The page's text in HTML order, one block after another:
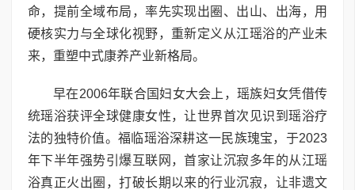
命，提前全域布局，率先实现出圈、出山、出海，用
硬核实力与全球化视野，重新定义从江瑶浴的产业未
来，重塑中式康养产业新格局。
早在2006年联合国妇女大会上，瑶族妇女凭借传
统瑶浴获评全球健康女性，让世界首次见识到瑶浴疗
法的独特价值。福临瑶浴深耕这一民族瑰宝，于2023
年下半年强势引爆互联网，首家让沉寂多年的从江瑶
浴真正火出圈，打破长期以来的行业沉寂，让非遗文